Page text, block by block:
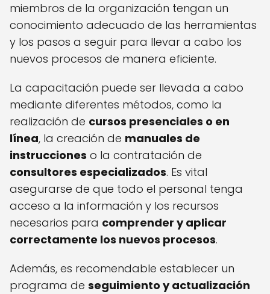
miembros de la organización tengan un
conocimiento adecuado de las herramientas
y los pasos a seguir para llevar a cabo los
nuevos procesos de manera eficiente.
La capacitación puede ser llevada a cabo
mediante diferentes métodos, como la
realización de cursos presenciales o en
línea, la creación de manuales de
instrucciones o la contratación de
consultores especializados. Es vital
asegurarse de que todo el personal tenga
acceso a la información y los recursos
necesarios para comprender y aplicar
correctamente los nuevos procesos.
Además, es recomendable establecer un
programa de seguimiento y actualización